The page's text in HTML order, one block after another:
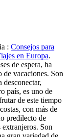
: Consejos para
en Europa.
de espera, ha
vacaciones. Son
desconectar,
país, es uno de
de este tiempo
con más de
predilecto de
Son